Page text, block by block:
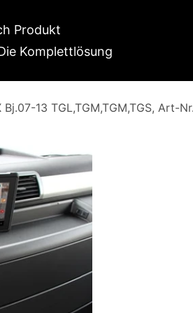
Produkt
Komplettlösung
13 TGL,TGM,TGM,TGS, Art-